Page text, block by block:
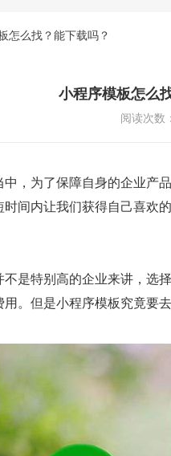
怎么找？能下载吗？
小程序模板怎么
阅读次数
，为了保障自身的企业产
间内让我们获得自己喜欢
是特别高的企业来讲，选
。但是小程序模板究竟要